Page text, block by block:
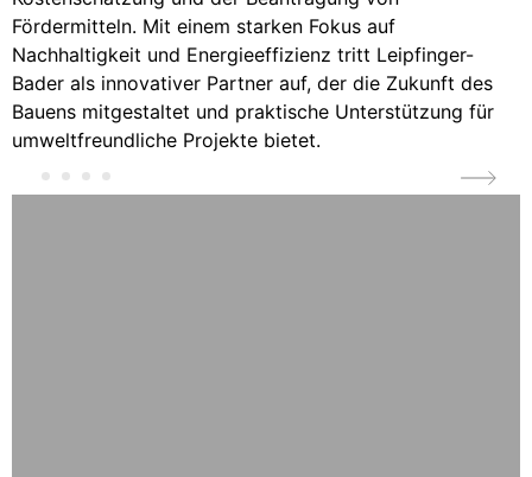
Fördermitteln. Mit einem starken Fokus auf
Nachhaltigkeit und Energieeffizienz tritt Leipfinger-
Bader als innovativer Partner auf, der die Zukunft des
Bauens mitgestaltet und praktische Unterstützung für
umweltfreundliche Projekte bietet.